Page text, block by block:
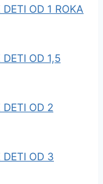
OD 1 ROKA
DETI OD 1,5
DETI OD 2
DETI OD 3